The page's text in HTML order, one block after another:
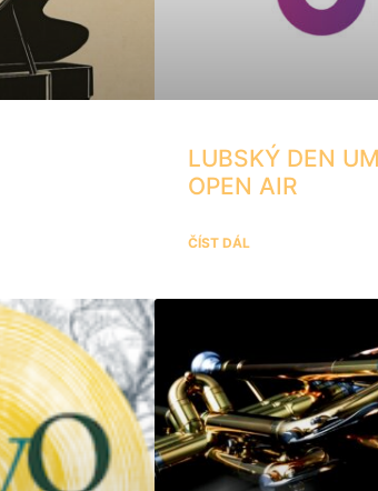
LUBSKÝ DEN
OPEN AIR
ČÍST DÁL